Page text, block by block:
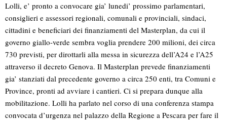
Lolli, e’ pronto a convocare gia’ lunedi’ prossimo parlamentari,
consiglieri e assessori regionali, comunali e provinciali, sindaci,
cittadini e beneficiari dei finanziamenti del Masterplan, da cui il
governo giallo-verde sembra voglia prendere 200 milioni, dei circa
730 previsti, per dirottarli alla messa in sicurezza dell’A24 e l’A25
attraverso il decreto Genova. Il Masterplan prevede finanziamenti
gia’ stanziati dal precedente governo a circa 250 enti, tra Comuni e
Province, pronti ad avviare i cantieri. Ci si prepara dunque alla
mobilitazione. Lolli ha parlato nel corso di una conferenza stampa
convocata d’urgenza nel palazzo della Regione a Pescara per fare il